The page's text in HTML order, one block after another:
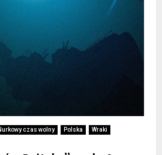
czas wolny Polska
Wraki